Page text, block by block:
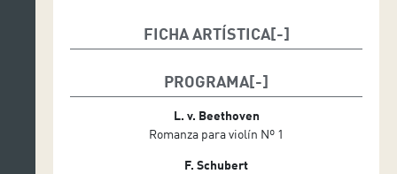
FICHA ARTÍSTICA
PROGRAMA
L. v. Beethoven
Romanza para violín Nº 1
F. Schubert